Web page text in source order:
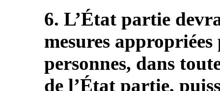
6. L’État partie
mesures
personnes, dans
de l’État partie,